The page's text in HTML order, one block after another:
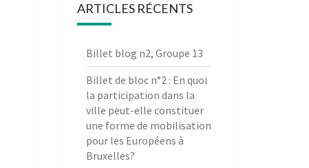
ARTICLES RÉCENTS
Billet blog n2, Groupe 13
Billet de bloc n°2 : En quoi
la participation dans la
ville peut-elle constituer
une forme de mobilisation
pour les Européens à
Bruxelles?